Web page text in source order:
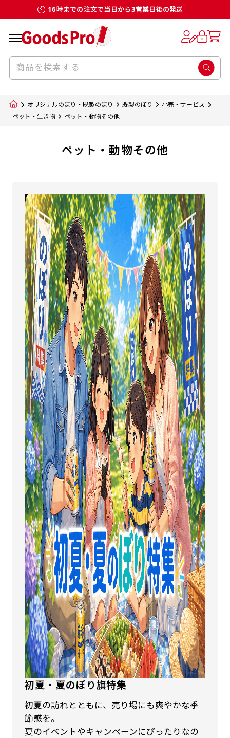
16時までの注文で当日から3営業日後の発送
オリジナルのぼり・既製のぼり 既製のぼり
小売・サービス
ペット・生き物
ペット・動物その他
ペット・動物その他
初夏・夏のぼり旗特集
初夏の訪れとともに、売り場にも爽やかな季
節感を。
夏のイベントやキャンペーンにぴったりなの